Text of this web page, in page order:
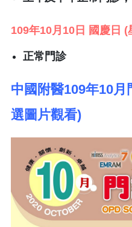
109年10月10日 國慶日 (
正常門診
中國附醫109年10
選圖片觀看)